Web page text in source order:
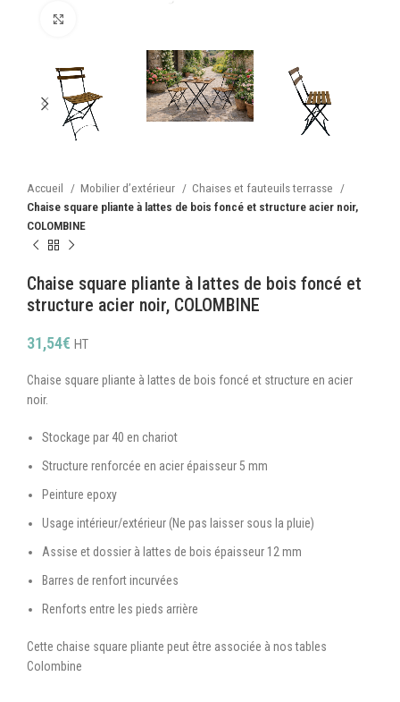
Accueil Mobilier d’extérieur
Chaises et fauteuils terrasse
Chaise square pliante à lattes de bois foncé et structure acier noir,
COLOMBINE
Chaise square pliante à lattes de bois foncé et
structure acier noir, COLOMBINE
31,54€ HT
Chaise square pliante à lattes de bois foncé et structure en acier
noir.
Stockage par 40 en chariot
Structure renforcée en acier épaisseur 5 mm
Peinture epoxy
Usage intérieur/extérieur (Ne pas laisser sous la pluie)
Assise et dossier à lattes de bois épaisseur 12 mm
Barres de renfort incurvées
Renforts entre les pieds arrière
Cette chaise square pliante peut être associée à nos tables
Colombine